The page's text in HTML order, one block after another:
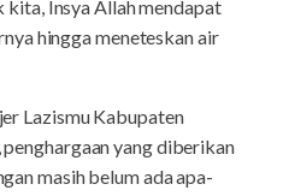
kita, Insya Allah mendapat
hingga meneteskan air
Lazismu Kabupaten
yang diberikan
masih belum ada apa-